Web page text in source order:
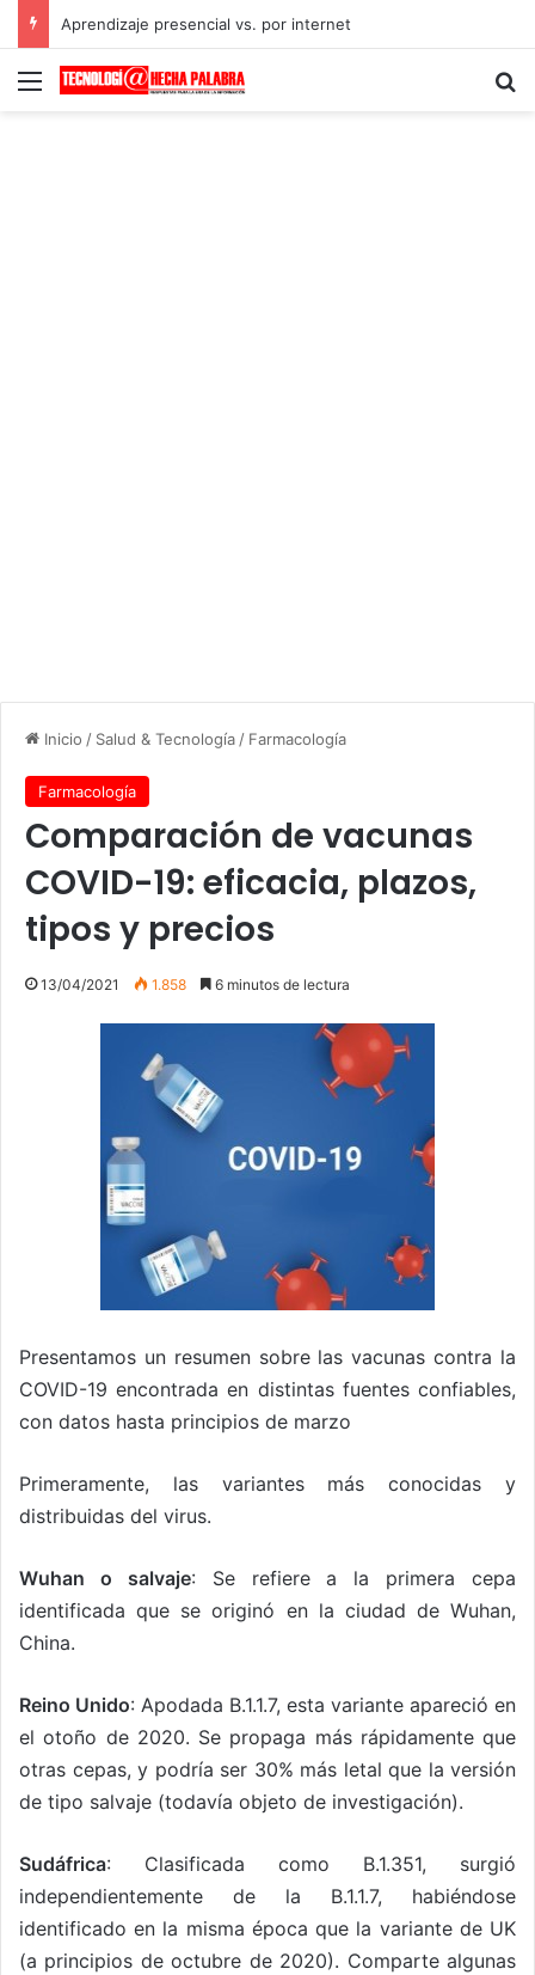
Aprendizaje presencial vs. por internet
Menú
Inicio / Salud & Tecnología / Farmacología
Farmacología
Comparación de vacunas
COVID-19: eficacia, plazos,
tipos y precios
13/04/2021 1.858 6 minutos de lectura
Presentamos un resumen sobre las vacunas contra la
COVID-19 encontrada en distintas fuentes confiables,
con datos hasta principios de marzo
Primeramente, las variantes más conocidas y
distribuidas del virus.
Wuhan o salvaje: Se refiere a la primera cepa
identificada que se originó en la ciudad de Wuhan,
China.
Reino Unido: Apodada B.1.1.7, esta variante apareció en
el otoño de 2020. Se propaga más rápidamente que
otras cepas, y podría ser 30% más letal que la versión
de tipo salvaje (todavía objeto de investigación).
Sudáfrica: Clasificada como B.1.351, surgió
independientemente de la B.1.1.7, habiéndose
identificado en la misma época que la variante de UK
(a principios de octubre de 2020). Comparte algunas